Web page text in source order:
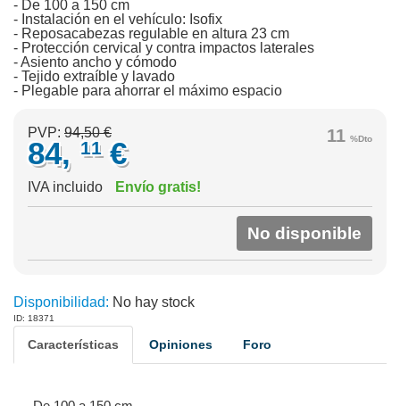
- De 100 a 150 cm
- Instalación en el vehículo: Isofix
- Reposacabezas regulable en altura 23 cm
- Protección cervical y contra impactos laterales
- Asiento ancho y cómodo
- Tejido extraíble y lavado
- Plegable para ahorrar el máximo espacio
11 %Dto
PVP: 94,50 €
84, 11 €
IVA incluido Envío gratis!
No disponible
Disponibilidad: No hay stock
ID: 18371
Características Opiniones Foro